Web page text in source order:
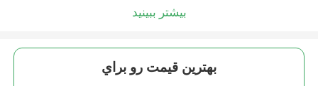
بیشتر ببینید
بهترين قيمت رو براي